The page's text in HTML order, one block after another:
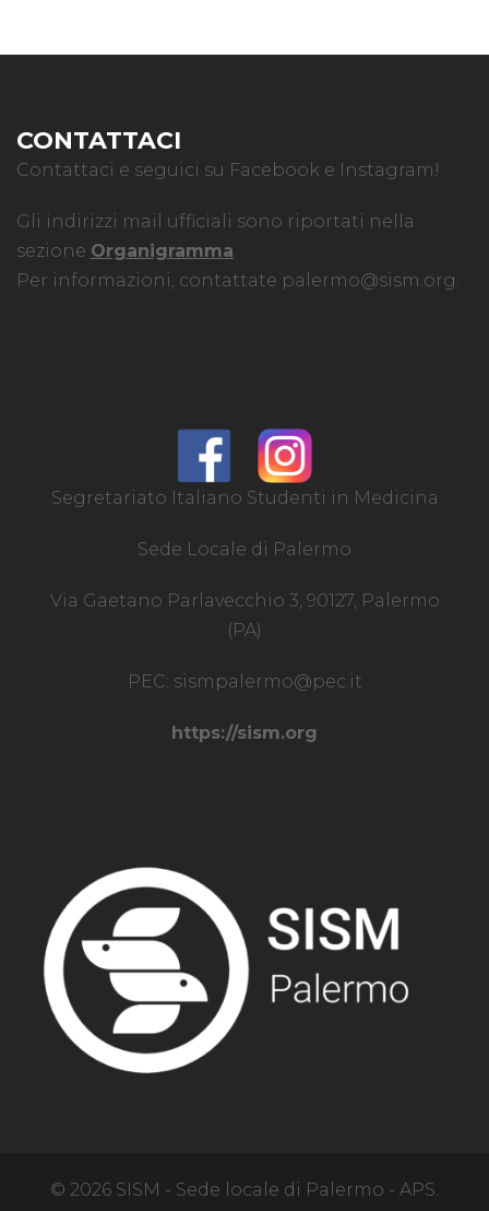
CONTATTACI
Contattaci e seguici su Facebook e Instagram!
Gli indirizzi mail ufficiali sono riportati nella
sezione Organigramma.
Per informazioni, contattate palermo@sism.org.
Segretariato Italiano Studenti in Medicina
Sede Locale di Palermo
Via Gaetano Parlavecchio 3, 90127, Palermo
(PA)
PEC: sismpalermo@pec.it
https://sism.org
© 2026 SISM - Sede locale di Palermo - APS.